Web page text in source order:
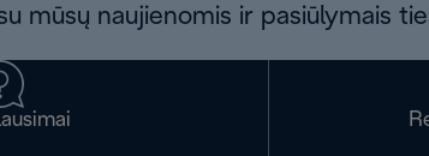
mūsų naujienomis ir pasiūlymais